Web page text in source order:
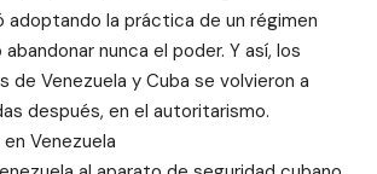
la práctica de un régimen
nunca el poder. Y así, los
de Venezuela y Cuba se volvieron a
después, en el autoritarismo.
Venezuela